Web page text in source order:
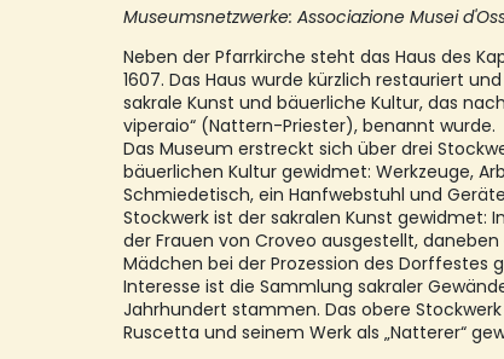
Museumsnetzwerke: Associazione Musei
Neben der Pfarrkirche steht das Haus des
1607. Das Haus wurde kürzlich restauriert
sakrale Kunst und bäuerliche Kultur, das
viperaio“ (Nattern-Priester), benannt wurde.
Das Museum erstreckt sich über drei
bäuerlichen Kultur gewidmet: Werkzeuge,
Schmiedetisch, ein Hanfwebstuhl und
Stockwerk ist der sakralen Kunst gewidmet:
der Frauen von Croveo ausgestellt,
Mädchen bei der Prozession des Dorffestes
Interesse ist die Sammlung sakraler
Jahrhundert stammen. Das obere
Ruscetta und seinem Werk als „Natterer“